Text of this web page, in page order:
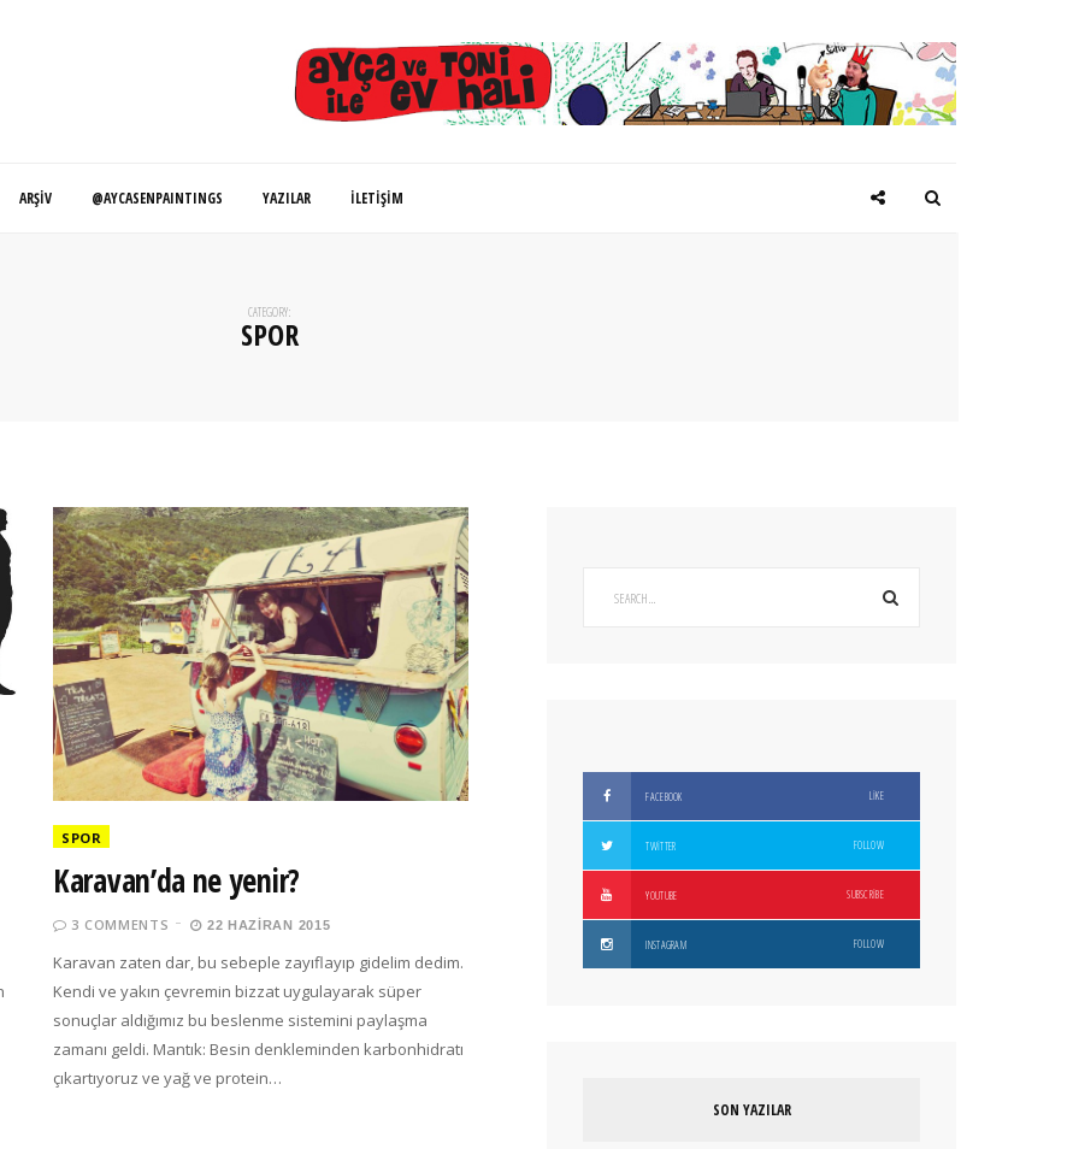
ARŞIV @AYCASENPAINTINGS YAZILAR İLETIŞIM
CATEGORY:
SPOR
SPOR
Karavan’da ne yenir?
3 COMMENTS 22 HAZIRAN 2015
Karavan zaten dar, bu sebeple zayıflayıp gidelim dedim.
Kendi ve yakın çevremin bizzat uygulayarak süper
sonuçlar aldığımız bu beslenme sistemini paylaşma
zamanı geldi. Mantık: Besin denkleminden karbonhidratı
çıkartıyoruz ve yağ ve protein…
FACEBOOK LIKE
TWITTER FOLLOW
YOUTUBE SUBSCRIBE
INSTAGRAM FOLLOW
SON YAZILAR